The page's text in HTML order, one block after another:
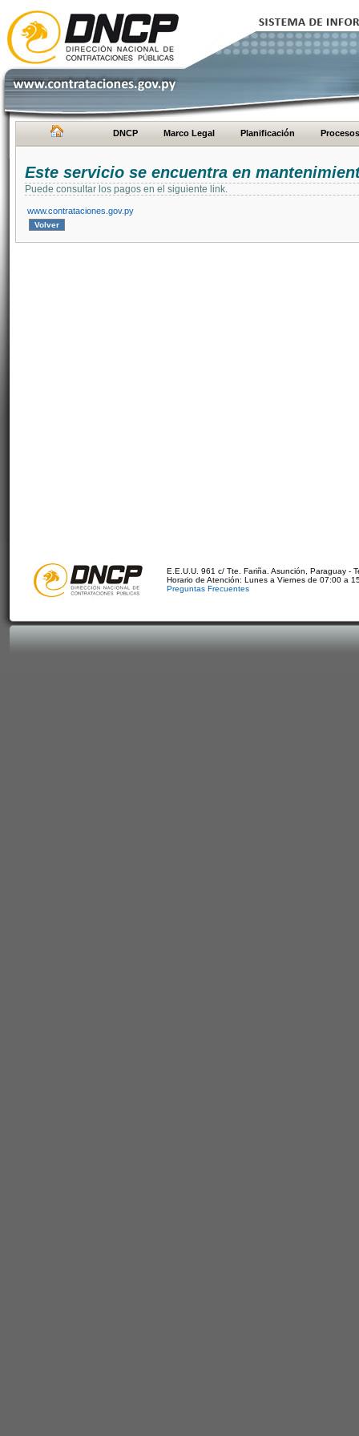
DNCP Marco Legal Planificación Procesos
Este servicio se encuentra en
Puede consultar los pagos en el siguiente link.
www.contrataciones.gov.py
E.E.U.U. 961 c/ Tte. Fariña. Asunción, Paraguay -
Horario de Atención: Lunes a Viernes de 07:00 a
Preguntas Frecuentes